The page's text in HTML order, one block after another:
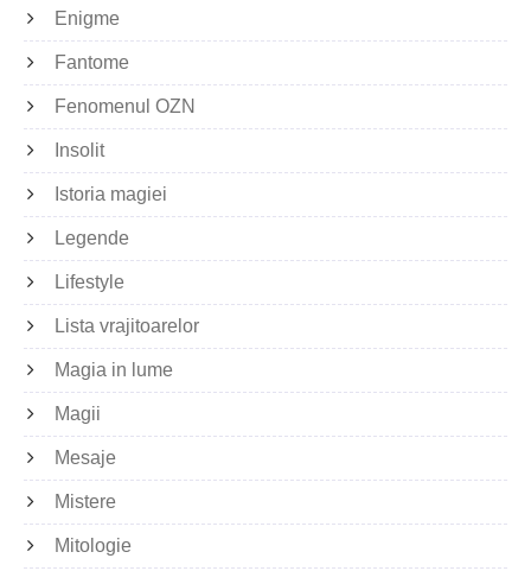
Enigme
Fantome
Fenomenul OZN
Insolit
Istoria magiei
Legende
Lifestyle
Lista vrajitoarelor
Magia in lume
Magii
Mesaje
Mistere
Mitologie